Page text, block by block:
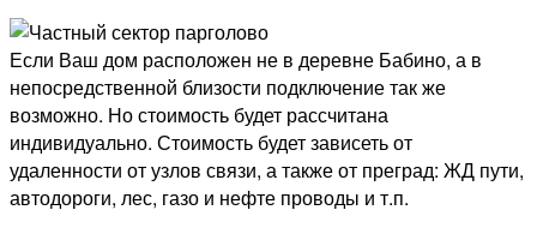
Если Ваш дом расположен не в деревне Бабино, а в
непосредственной близости подключение так же
возможно. Но стоимость будет рассчитана
индивидуально. Стоимость будет зависеть от
удаленности от узлов связи, а также от преград: ЖД пути,
автодороги, лес, газо и нефте проводы и т.п.